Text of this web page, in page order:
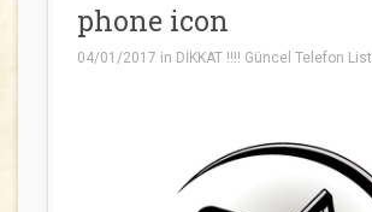
phone icon
04/01/2017 in DİKKAT !!!! Güncel Telefon